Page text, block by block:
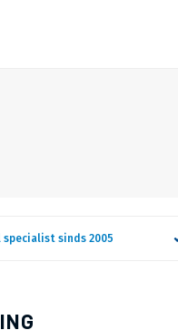
specialist sinds 2005